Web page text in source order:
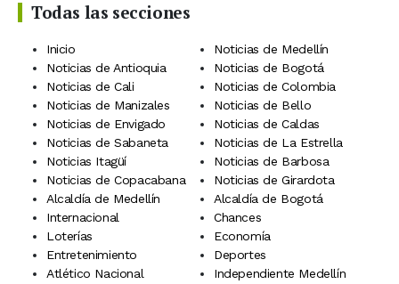
Todas las secciones
Inicio
Noticias de Medellín
Noticias de Antioquia
Noticias de Bogotá
Noticias de Cali
Noticias de Colombia
Noticias de Manizales
Noticias de Bello
Noticias de Envigado
Noticias de Caldas
Noticias de Sabaneta
Noticias de La Estrella
Noticias Itagüí
Noticias de Barbosa
Noticias de Copacabana
Noticias de Girardota
Alcaldía de Medellín
Alcaldía de Bogotá
Internacional
Chances
Loterías
Economía
Entretenimiento
Deportes
Atlético Nacional
Independiente Medellín